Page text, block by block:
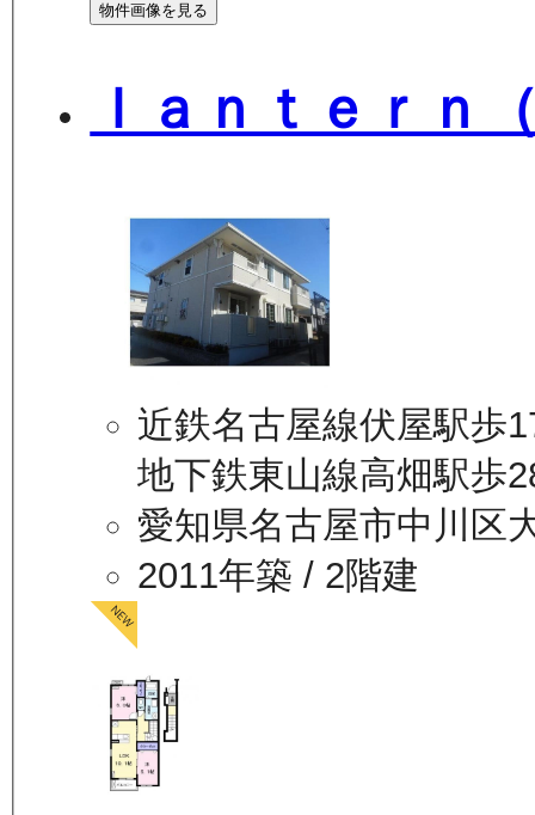
物件画像を見る
ｌａｎｔｅｒｎ
近鉄名古屋線伏屋駅歩
地下鉄東山線高畑駅歩
愛知県名古屋市中川区
2011年築 / 2階建